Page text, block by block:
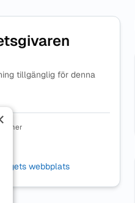
tillgänglig för denna
webbplats